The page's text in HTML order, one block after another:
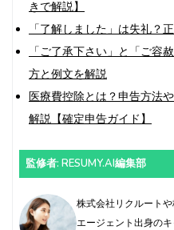
きで解説】
「了解しました」は失礼？
「ご了承下さい」と「ご容
方と例文を解説
医療費控除とは？申告方法
解説【確定申告ガイド】
監修者: RESUMY.AI編集部
株式会社リクルート
エージェント出身の